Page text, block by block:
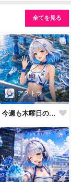
全てを見る
アストラ
今週も木曜日のRQだよ💕